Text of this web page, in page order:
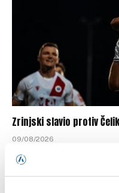
Zrinjski slavio protiv
09/08/2026